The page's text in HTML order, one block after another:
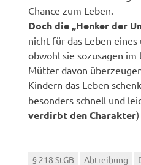
Chance zum Leben.
Doch die „Henker der
nicht für das Leben
obwohl sie sozusagen
Mütter davon
Kindern das Leben
besonders schnell und
verdirbt den Charakter)
§ 218 StGB Abtreibung